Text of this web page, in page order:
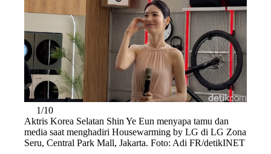
1/10
Aktris Korea Selatan Shin Ye Eun menyapa tamu dan
media saat menghadiri Housewarming by LG di LG Zona
Seru, Central Park Mall, Jakarta. Foto: Adi FR/detikINET